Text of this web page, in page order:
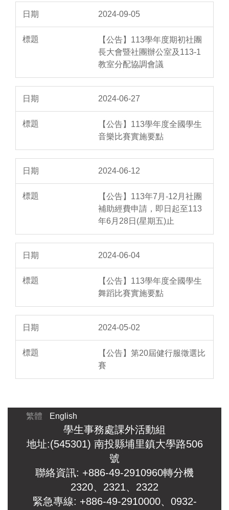
2024-09-05
【公告】113學年度期初社團
長大會暨社團辦公室及113-1
教室分配協調會議
2024-06-27
【公告】113學年度全國學生
音樂比賽實施要點
2024-06-12
【公告】113年7月-12月社團
補助經費申請，即日起至113
年6月28日(星期五)止
2024-06-04
【公告】113學年度全國學生
舞蹈比賽實施要點
2024-05-02
【公告】第20屆健行服徵選比
賽
繁體 English
學生事務處課外活動組
地址:(545301) 南投縣埔里鎮大學路506
號
聯絡資訊: +886-49-2910960轉分機
2320、2321、2322
緊急專線: +886-49-2910000、0932-